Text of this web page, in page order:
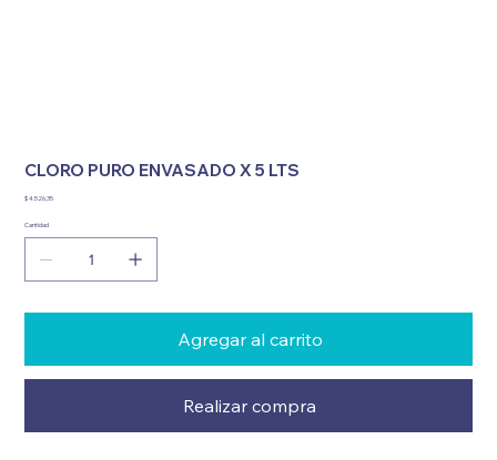
CLORO PURO ENVASADO X 5 LTS
Precio
$ 4.526,35
Cantidad
Agregar al carrito
Realizar compra